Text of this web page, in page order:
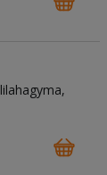
lilahagyma